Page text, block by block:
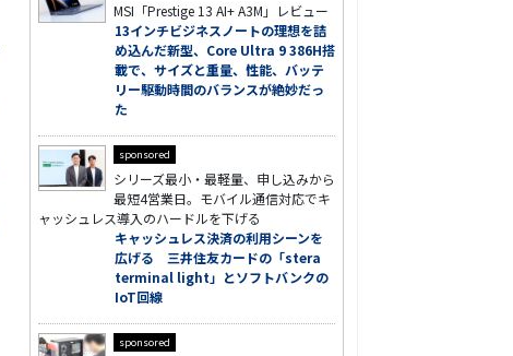
MSI「Prestige 13 AI+ A3M」レビュー
13インチビジネスノートの理想を詰
め込んだ新型、Core Ultra 9 386H搭
載で、サイズと重量、性能、バッテ
リー駆動時間のバランスが絶妙だっ
た
sponsored
シリーズ最小・最軽量、申し込みから
最短4営業日。モバイル通信対応でキ
ャッシュレス導入のハードルを下げる
キャッシュレス決済の利用シーンを
広げる 三井住友カードの「stera
terminal light」とソフトバンクの
IoT回線
sponsored